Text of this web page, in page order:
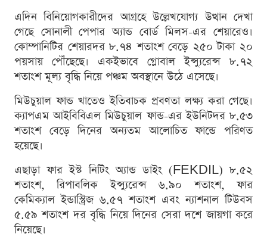
এদিন বিনিয়োগকারীদের আগ্রহে উল্লেখযোগ্য উত্থান দেখা
গেছে সোনালী পেপার অ্যান্ড বোর্ড মিলস-এর শেয়ারেও।
কোম্পানিটির শেয়ারদর ৮.৭৪ শতাংশ বেড়ে ২৫০ টাকা ২০
পয়সায় পৌঁছেছে। একইভাবে গ্লোবাল ইন্স্যুরেন্স ৮.৭২
শতাংশ মূল্য বৃদ্ধি নিয়ে পঞ্চম অবস্থানে উঠে এসেছে।
মিউচুয়াল ফান্ড খাতেও ইতিবাচক প্রবণতা লক্ষ্য করা গেছে।
ক্যাপএম আইবিবিএল মিউচুয়াল ফান্ড-এর ইউনিটদর ৮.৫৩
শতাংশ বেড়ে দিনের অন্যতম আলোচিত ফান্ডে পরিণত
হয়েছে।
এছাড়া ফার ইস্ট নিটিং অ্যান্ড ডাইং (FEKDIL) ৮.৫২
শতাংশ, রিপাবলিক ইন্স্যুরেন্স ৬.৯০ শতাংশ, ফার
কেমিক্যাল ইন্ডাস্ট্রিজ ৬.৫৭ শতাংশ এবং ন্যাশনাল টিউবস
৫.৫৯ শতাংশ দর বৃদ্ধি নিয়ে দিনের সেরা দশে জায়গা করে
নিয়েছে।